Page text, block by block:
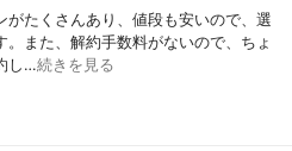
がたくさんあり、値段も安いので、選
また、解約手数料がないので、ちょ
し…続きを見る